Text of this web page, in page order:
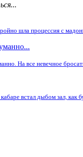
шла процессия с
На все невечное
встал дыбом зал, как